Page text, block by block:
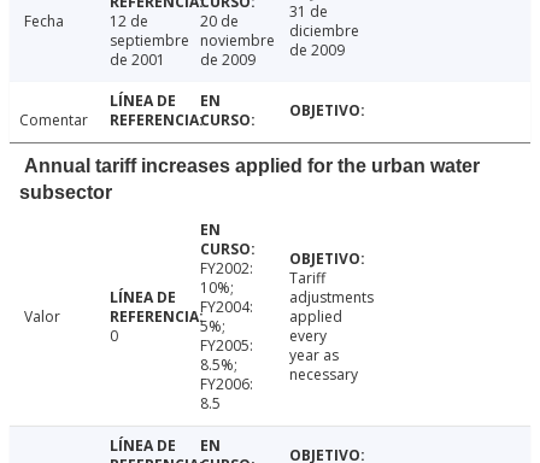
Fecha
12 de
septiembre
de 2001
20 de
noviembre
de 2009
31 de
diciembre
de 2009
Comentar
Annual tariff increases applied for the urban water
subsector
Valor
0
FY2002:
10%;
FY2004:
5%;
FY2005:
8.5%;
FY2006:
8.5
Tariff
adjustments
applied
every
year as
necessary